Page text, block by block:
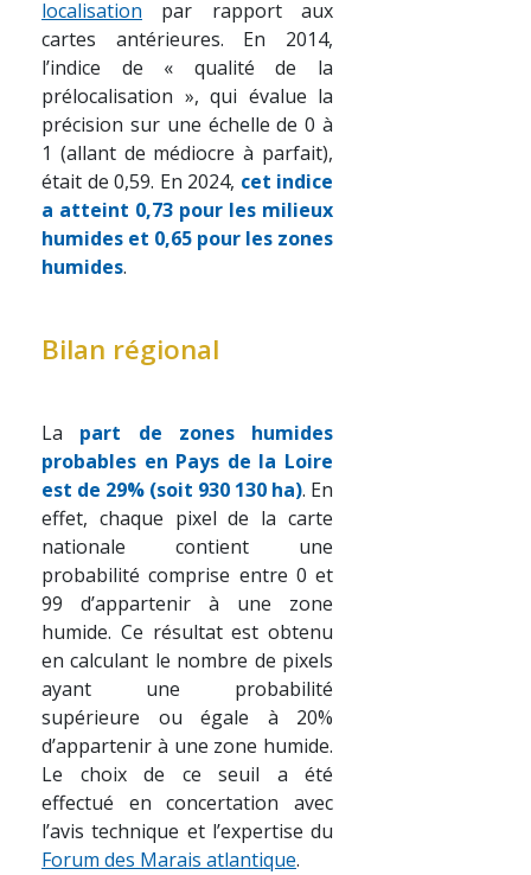
localisation par rapport aux
cartes antérieures. En 2014,
l’indice de « qualité de la
prélocalisation », qui évalue la
précision sur une échelle de 0 à
1 (allant de médiocre à parfait),
était de 0,59. En 2024, cet indice
a atteint 0,73 pour les milieux
humides et 0,65 pour les zones
humides.
Bilan régional
La part de zones humides
probables en Pays de la Loire
est de 29% (soit 930 130 ha). En
effet, chaque pixel de la carte
nationale contient une
probabilité comprise entre 0 et
99 d’appartenir à une zone
humide. Ce résultat est obtenu
en calculant le nombre de pixels
ayant une probabilité
supérieure ou égale à 20%
d’appartenir à une zone humide.
Le choix de ce seuil a été
effectué en concertation avec
l’avis technique et l’expertise du
Forum des Marais atlantique.